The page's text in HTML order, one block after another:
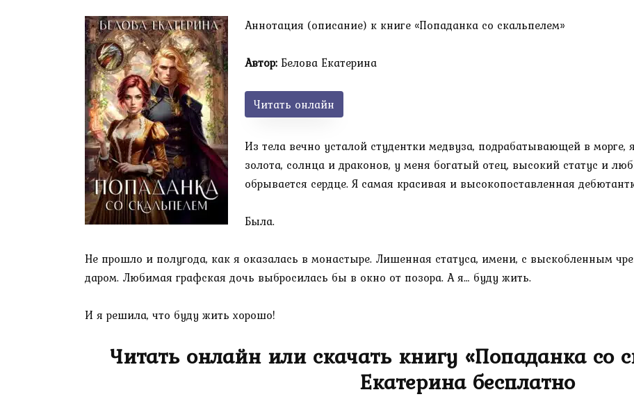
Аннотация (описание) к книге «Попаданка со скальпелем»
Автор: Белова Екатерина
Читать онлайн
Из тела вечно усталой студентки медвуза, подрабатывающей в морге,
золота, солнца и драконов, у меня богатый отец, высокий статус и
обрывается сердце. Я самая красивая и высокопоставленная
Была.
Не прошло и полугода, как я оказалась в монастыре. Лишенная статуса, имени, с выскобленным
даром. Любимая графская дочь выбросилась бы в окно от позора. А я… буду жить.
И я решила, что буду жить хорошо!
Читать онлайн или скачать книгу «Попаданка со
Екатерина бесплатно